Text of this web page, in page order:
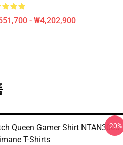
- ₩4,202,900
Queen Gamer Shirt NTAN3003
T-Shirts
-20%